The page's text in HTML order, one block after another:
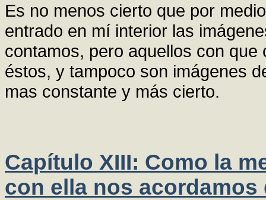
Es no menos cierto que por
entrado en mí interior las
contamos, pero aquellos con
éstos, y tampoco son imágenes
mas constante y más cierto.
Capítulo XIII: Como la
con ella nos